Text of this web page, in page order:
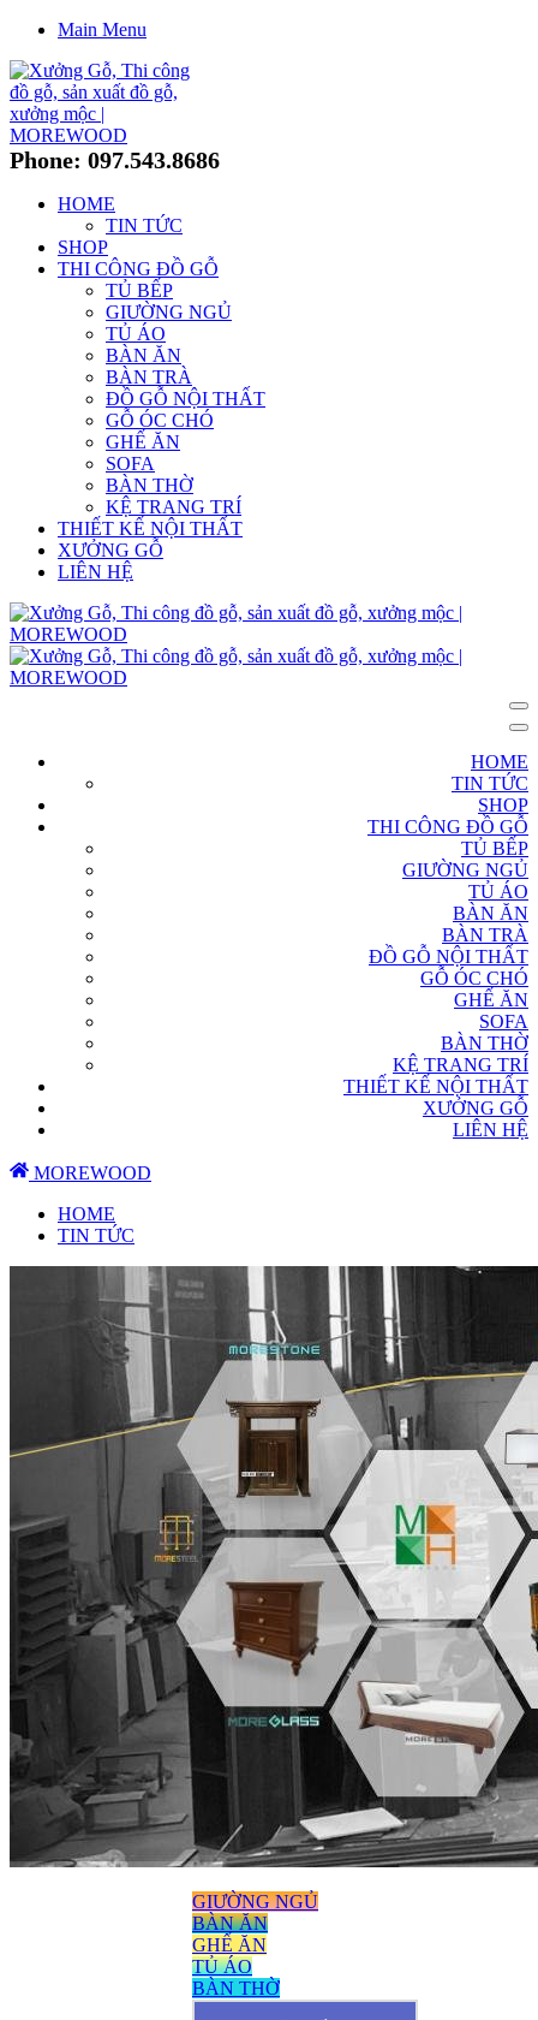
Main Menu
Phone: 097.543.8686
HOME
TIN TỨC
SHOP
THI CÔNG ĐỒ GỖ
TỦ BẾP
GIƯỜNG NGỦ
TỦ ÁO
BÀN ĂN
BÀN TRÀ
ĐỒ GỖ NỘI THẤT
GỖ ÓC CHÓ
GHẾ ĂN
SOFA
BÀN THỜ
KỆ TRANG TRÍ
THIẾT KẾ NỘI THẤT
XƯỞNG GỖ
LIÊN HỆ
HOME
TIN TỨC
SHOP
THI CÔNG ĐỒ GỖ
TỦ BẾP
GIƯỜNG NGỦ
TỦ ÁO
BÀN ĂN
BÀN TRÀ
ĐỒ GỖ NỘI THẤT
GỖ ÓC CHÓ
GHẾ ĂN
SOFA
BÀN THỜ
KỆ TRANG TRÍ
THIẾT KẾ NỘI THẤT
XƯỞNG GỖ
LIÊN HỆ
MOREWOOD
HOME
TIN TỨC
GIƯỜNG NGỦ
BÀN ĂN
GHẾ ĂN
TỦ ÁO
BÀN THỜ